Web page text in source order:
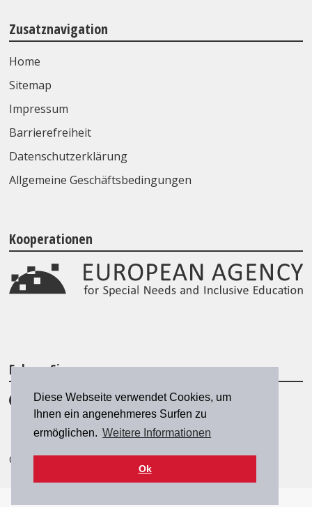
Diese Webseite verwendet Cookies, um
Ihnen ein angenehmeres Surfen zu
ermöglichen. Weitere Informationen
Ok
Zusatznavigation
Home
Sitemap
Impressum
Barrierefreiheit
Datenschutzerklärung
Allgemeine Geschäftsbedingungen
Kooperationen
Folgen Sie uns
© 2026 SZH/CSPS|szh@szh.ch